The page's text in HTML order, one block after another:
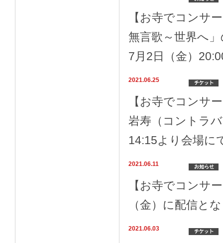
【お寺でコンサ
無言歌～世界へ
7月2日（金）
2021.06.25
【お寺でコンサ
岩寿（コントラ
14:15より会場に
2021.06.11
【お寺でコンサ
（金）に配信と
2021.06.03